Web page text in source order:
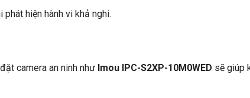
phát hiện hành vi khả nghi.
camera an ninh như Imou IPC-S2XP-10M0WED sẽ giúp